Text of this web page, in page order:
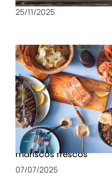
25/11/2025
Nazaré: Un recorrido
mejores restaurantes
mariscos frescos
07/07/2025